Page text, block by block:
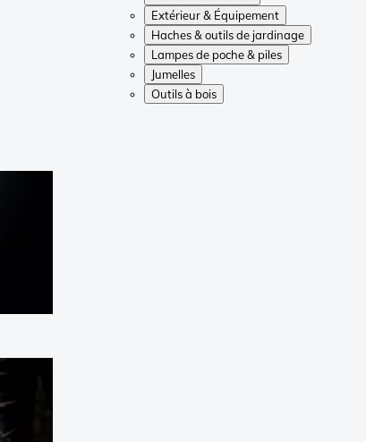
Extérieur & Équipement
Haches & outils de jardinage
Lampes de poche & piles
Jumelles
Outils à bois